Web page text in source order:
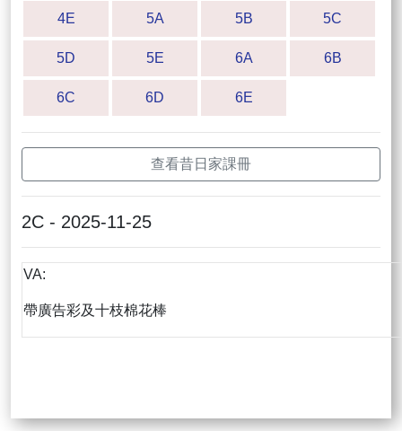
4E 5A 5B 5C
5D 5E 6A 6B
6C 6D 6E
查看昔日家課冊
2C - 2025-11-25
VA:
帶廣告彩及十枝棉花棒